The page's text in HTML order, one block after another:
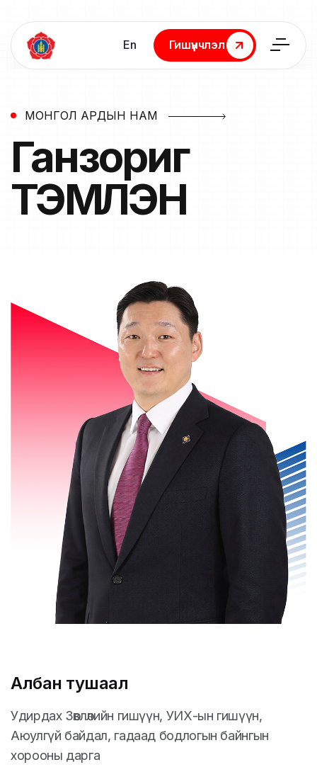
En
Гишүүнчлэл
Гишүүнчлэл
МОНГОЛ АРДЫН НАМ
Ганзориг
ТЭМҮҮЛЭН
Албан тушаал
Удирдах Зөвлөлийн гишүүн, УИХ-ын гишүүн,
Аюулгүй байдал, гадаад бодлогын байнгын
хорооны дарга